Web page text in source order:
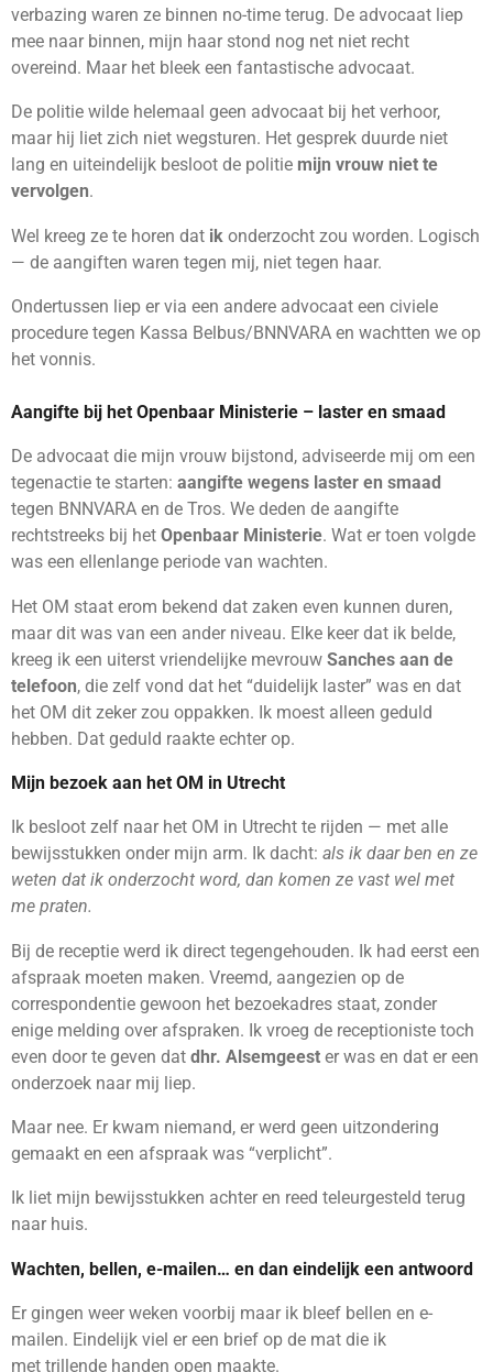
verbazing waren ze binnen no-time terug. De advocaat liep
mee naar binnen, mijn haar stond nog net niet recht
overeind. Maar het bleek een fantastische advocaat.
De politie wilde helemaal geen advocaat bij het verhoor,
maar hij liet zich niet wegsturen. Het gesprek duurde niet
lang en uiteindelijk besloot de politie mijn vrouw niet te
vervolgen.
Wel kreeg ze te horen dat ik onderzocht zou worden. Logisch
— de aangiften waren tegen mij, niet tegen haar.
Ondertussen liep er via een andere advocaat een civiele
procedure tegen Kassa Belbus/BNNVARA en wachtten we op
het vonnis.
Aangifte bij het Openbaar Ministerie – laster en smaad
De advocaat die mijn vrouw bijstond, adviseerde mij om een
tegenactie te starten: aangifte wegens laster en smaad
tegen BNNVARA en de Tros. We deden de aangifte
rechtstreeks bij het Openbaar Ministerie. Wat er toen volgde
was een ellenlange periode van wachten.
Het OM staat erom bekend dat zaken even kunnen duren,
maar dit was van een ander niveau. Elke keer dat ik belde,
kreeg ik een uiterst vriendelijke mevrouw Sanches aan de
telefoon, die zelf vond dat het “duidelijk laster” was en dat
het OM dit zeker zou oppakken. Ik moest alleen geduld
hebben. Dat geduld raakte echter op.
Mijn bezoek aan het OM in Utrecht
Ik besloot zelf naar het OM in Utrecht te rijden — met alle
bewijsstukken onder mijn arm. Ik dacht: als ik daar ben en ze
weten dat ik onderzocht word, dan komen ze vast wel met
me praten.
Bij de receptie werd ik direct tegengehouden. Ik had eerst een
afspraak moeten maken. Vreemd, aangezien op de
correspondentie gewoon het bezoekadres staat, zonder
enige melding over afspraken. Ik vroeg de receptioniste toch
even door te geven dat dhr. Alsemgeest er was en dat er een
onderzoek naar mij liep.
Maar nee. Er kwam niemand, er werd geen uitzondering
gemaakt en een afspraak was “verplicht”.
Ik liet mijn bewijsstukken achter en reed teleurgesteld terug
naar huis.
Wachten, bellen, e-mailen… en dan eindelijk een antwoord
Er gingen weer weken voorbij maar ik bleef bellen en e-
mailen. Eindelijk viel er een brief op de mat die ik
met trillende handen open maakte.